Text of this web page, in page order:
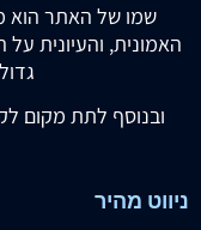
שמו של האתר הוא
האמונית, והעיונית
ובנוסף לתת מקום
ניווט מהיר